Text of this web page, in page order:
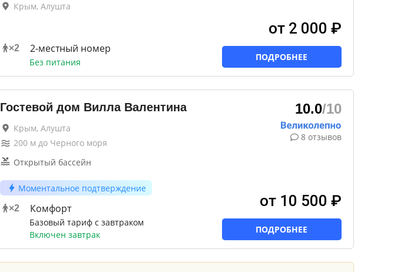
Крым, Алушта
×2 2-местный номер
Без питания
от 2 000 ₽
ПОДРОБНЕЕ
Гостевой дом Вилла Валентина
Крым, Алушта
200м до Черного моря
Открытый бассейн
Моментальное подтверждение
×2 Комфорт
Базовый тариф с завтраком
Включен завтрак
10.0/10
8 отзывов
от 10 500 ₽
ПОДРОБНЕЕ